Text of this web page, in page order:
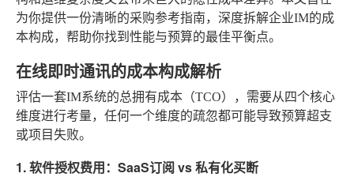
为你提供一份清晰的采购参考指南，深度拆解企业IM的成
本构成，帮助你找到性能与预算的最佳平衡点。
在线即时通讯的成本构成解析
评估一套IM系统的总拥有成本（TCO），需要从四个核心
维度进行考量，任何一个维度的疏忽都可能导致预算超支
或项目失败。
1. 软件授权费用：SaaS订阅 vs 私有化买断